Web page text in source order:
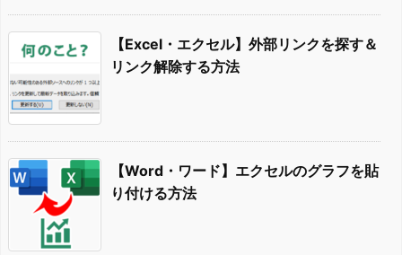
【Excel・エクセル】外部リンクを探す＆
リンク解除する方法
【Word・ワード】エクセルのグラフを貼
り付ける方法